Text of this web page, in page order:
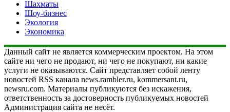
Шахматы
Шоу-бизнес
Экология
Экономика
Данный сайт не является коммерческим проектом. На этом
сайте ни чего не продают, ни чего не покупают, ни какие
услуги не оказываются. Сайт представляет собой ленту
новостей RSS канала news.rambler.ru, kommersant.ru,
newsru.com. Материалы публикуются без искажения,
ответственность за достоверность публикуемых новостей
Администрация сайта не несёт.